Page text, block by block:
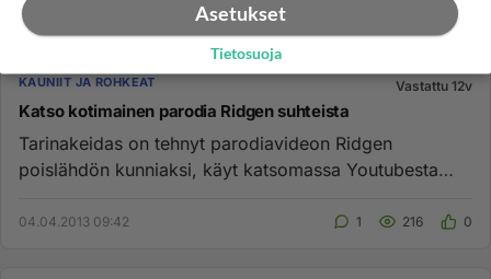
KAUNIIT JA ROHKEAT Vastattu 12v
Katso kotimainen parodia Ridgen suhteista
Tarinakeidas on tehnyt parodiavideon Ridgen
poislähdön kunniaksi, käyt katsomassa Youtubesta
04.04.2013 09:42 1 216 0
Asetukset
Tietosuoja